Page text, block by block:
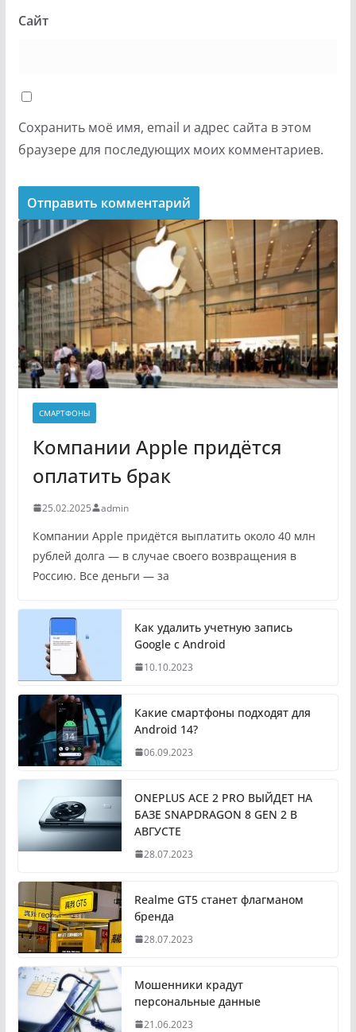
Сайт
Сохранить моё имя, email и адрес сайта в этом
браузере для последующих моих комментариев.
СМАРТФОНЫ
Компании Apple придётся
оплатить брак
25.02.2025 admin
Компании Apple придётся выплатить около 40 млн
рублей долга — в случае своего возвращения в
Россию. Все деньги — за
Как удалить учетную запись
Google с Android
10.10.2023
Какие смартфоны подходят для
Android 14?
06.09.2023
ONEPLUS ACE 2 PRO ВЫЙДЕТ НА
БАЗЕ SNAPDRAGON 8 GEN 2 В
АВГУСТЕ
28.07.2023
Realme GT5 станет флагманом
бренда
28.07.2023
Мошенники крадут
персональные данные
21.06.2023